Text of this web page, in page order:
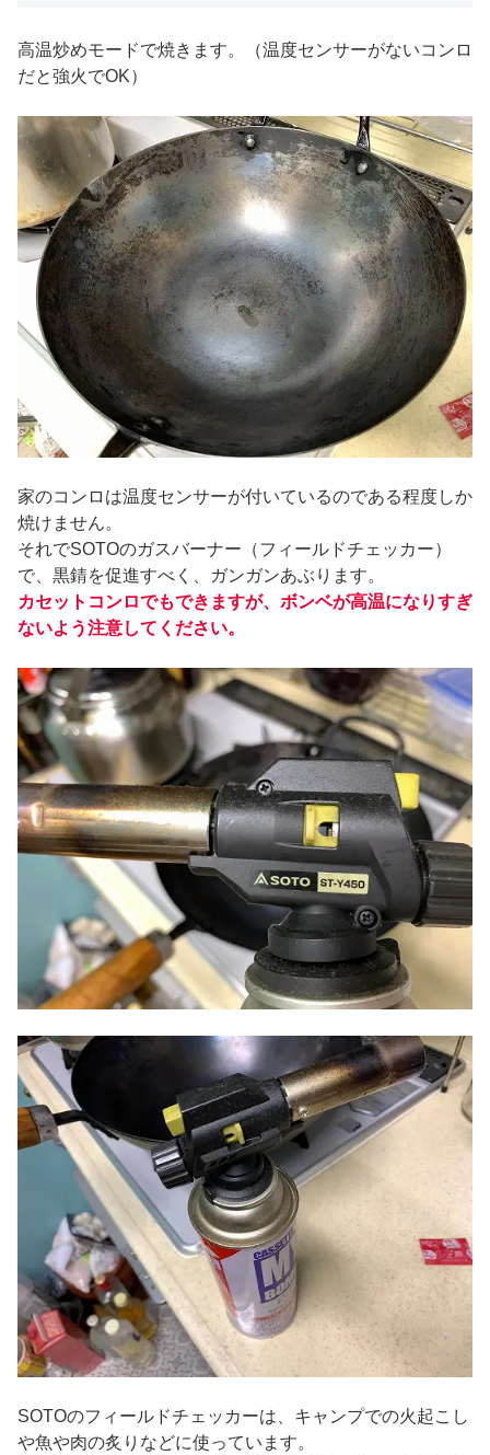
高温炒めモードで焼きます。（温度センサーがないコンロ
だと強火でOK）
家のコンロは温度センサーが付いているのである程度しか
焼けません。
それでSOTOのガスバーナー（フィールドチェッカー）
で、黒錆を促進すべく、ガンガンあぶります。
カセットコンロでもできますが、ボンベが高温になりすぎ
ないよう注意してください。
SOTOのフィールドチェッカーは、キャンプでの火起こし
や魚や肉の炙りなどに使っています。